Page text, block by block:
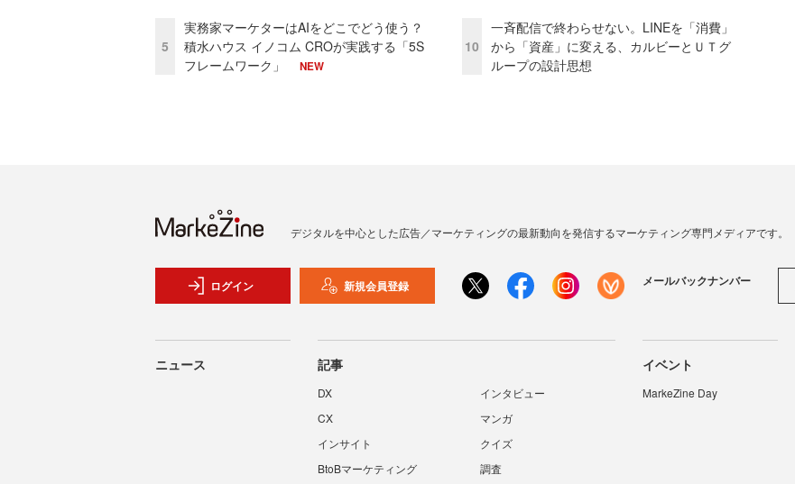
5
実務家マーケターはAIをどこでどう使う？
積水ハウス イノコム CROが実践する「5S
フレームワーク」
NEW
10
一斉配信で終わらせない。LINEを「消費」
から「資産」に変える、カルビーとＵＴグ
ループの設計思想
デジタルを中心とした広告／マーケティングの最新動向を発信するマーケティング専門メディアです。
ログイン 新規会員登録 メールバックナンバー
ニュース 記事
DX
インタビュー
CX
マンガ
インサイト
クイズ
BtoBマーケティング
調査
イベント
MarkeZine Day